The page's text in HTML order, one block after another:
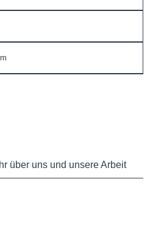
über uns und unsere Arbeit